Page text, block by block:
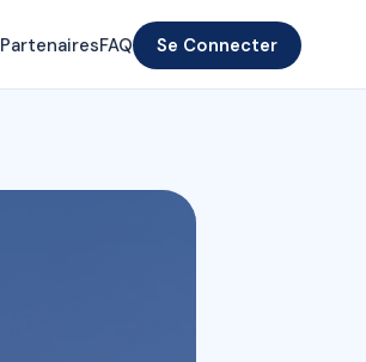
PartenairesFAQ Se Connecter